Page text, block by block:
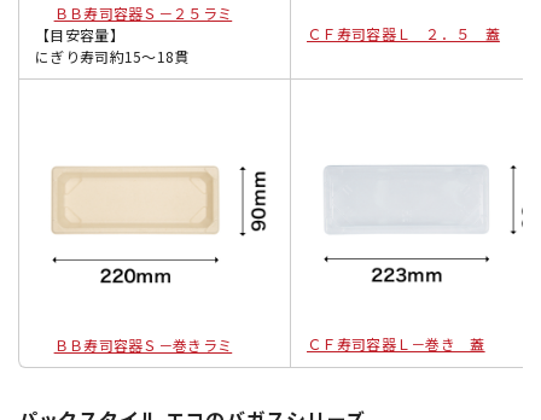
ＢＢ寿司容器Ｓ－２５ラミ
【目安容量】
にぎり寿司約15〜18貫
ＣＦ寿司容器Ｌ ２．５ 蓋
ＢＢ寿司容器Ｓ－巻きラミ ＣＦ寿司容器Ｌ－巻き 蓋